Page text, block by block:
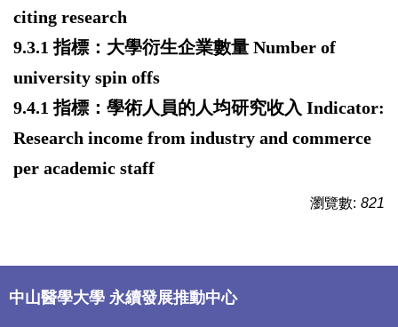
citing research
9.3.1 指標：大學衍生企業數量 Number of
university spin offs
9.4.1 指標：學術人員的人均研究收入 Indicator:
Research income from industry and commerce
per academic staff
瀏覽數: 821
中山醫學大學 永續發展推動中心